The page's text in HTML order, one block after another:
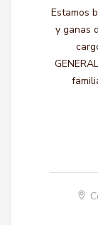
Estamos
y ganas